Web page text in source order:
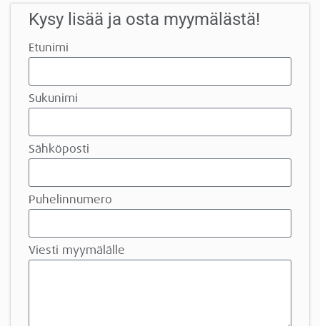
Kysy lisää ja osta myymälästä!
Etunimi
Sukunimi
Sähköposti
Puhelinnumero
Viesti myymälälle